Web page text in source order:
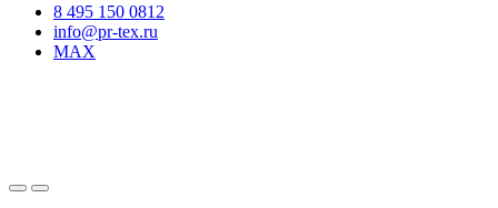
8 495 150 0812
info@pr-tex.ru
MAX